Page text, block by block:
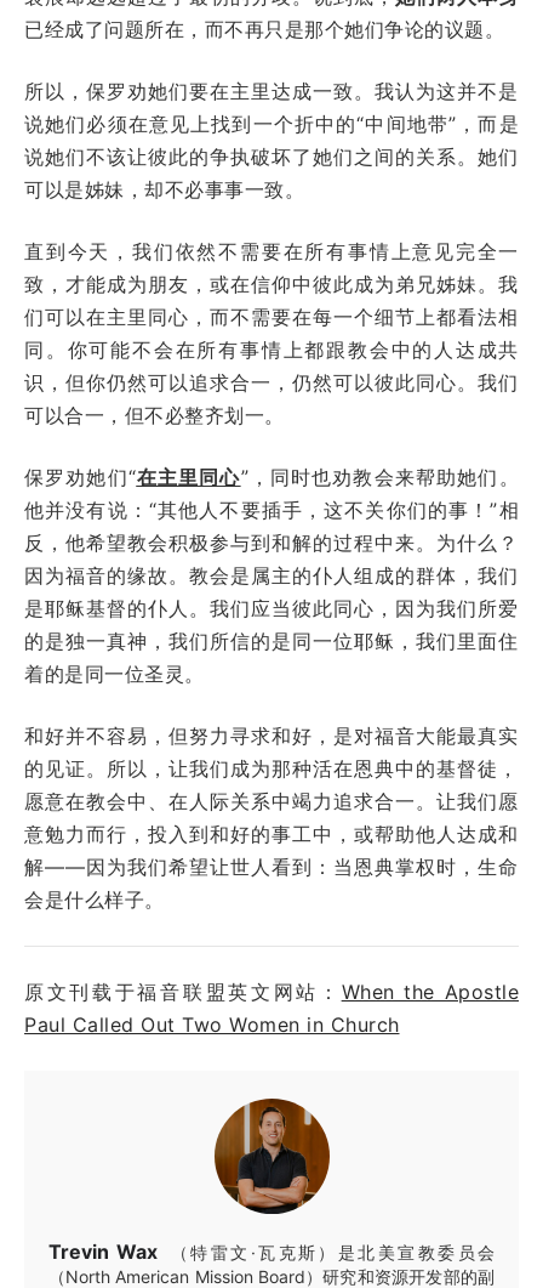
已经成了问题所在，而不再只是那个她们争论的议题。
所以，保罗劝她们要在主里达成一致。我认为这并不是
说她们必须在意见上找到一个折中的“中间地带”，而是
说她们不该让彼此的争执破坏了她们之间的关系。她们
可以是姊妹，却不必事事一致。
直到今天，我们依然不需要在所有事情上意见完全一
致，才能成为朋友，或在信仰中彼此成为弟兄姊妹。我
们可以在主里同心，而不需要在每一个细节上都看法相
同。你可能不会在所有事情上都跟教会中的人达成共
识，但你仍然可以追求合一，仍然可以彼此同心。我们
可以合一，但不必整齐划一。
保罗劝她们“在主里同心”，同时也劝教会来帮助她们。
他并没有说：“其他人不要插手，这不关你们的事！”相
反，他希望教会积极参与到和解的过程中来。为什么？
因为福音的缘故。教会是属主的仆人组成的群体，我们
是耶稣基督的仆人。我们应当彼此同心，因为我们所爱
的是独一真神，我们所信的是同一位耶稣，我们里面住
着的是同一位圣灵。
和好并不容易，但努力寻求和好，是对福音大能最真实
的见证。所以，让我们成为那种活在恩典中的基督徒，
愿意在教会中、在人际关系中竭力追求合一。让我们愿
意勉力而行，投入到和好的事工中，或帮助他人达成和
解——因为我们希望让世人看到：当恩典掌权时，生命
会是什么样子。
原文刊载于福音联盟英文网站： When the Apostle
Paul Called Out Two Women in Church
Trevin Wax
（特雷文·瓦克斯）是北美宣教委员会
（North American Mission Board）研究和资源开发部的副